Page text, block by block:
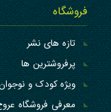
فروشگاه
تازه های نشر
پرفروشترین ها
ویژه کودک و
معرفی فروشگاه